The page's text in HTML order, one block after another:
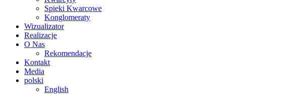
Spieki Kwarcowe
Konglomeraty
Wizualizator
Realizacje
O Nas
Rekomendacje
Kontakt
Media
polski
English